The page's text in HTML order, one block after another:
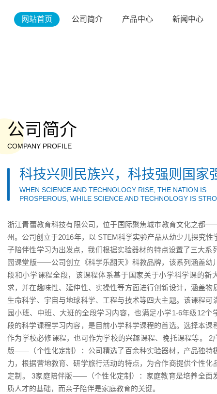
网站首页 公司简介 产品中心 新闻中心
公司简介
COMPANY PROFILE
科技兴则民族兴，科技强则国家
WHEN SCIENCE AND TECHNOLOGY RISE, THE NATION IS
PROSPEROUS, WHILE SCIENCE AND TECHNOLOGY IS
浙江青蕾教育科技有限公司，位于国际聚焦城市教育文化之都
州。公司创立于2016年，以 STEM科学实验产品从幼少儿探究性
子陪伴性学习为出发点，我们根据实验器材的特点设置了三大系
园课堂版——公司创立《科学乐翻天》科教品牌，该系列涵盖幼
段和小学课程全段，该课程体系基于国家关于小学科学课的新
求，并在趣味性、延伸性、实操性等方面进行创新设计，涵盖物
生命科学、宇宙与地球科学、工程与技术等四大主题。该课程可
园小班、中班、大班的全段学习内容，也满足小学1-6年级12个
段的科学课程学习内容，是目前小学科学课程的首选。选择本课
作为学校必修课程，也可作为学校的兴趣课程、晚托课程等。 2
版——（个性化定制）：公司精选了百余种实验器材，产品独特
力，根据营地教育、研学旅行活动的特点，为合作商提供个性化
定制。 3家庭陪伴版——（个性化定制）：家庭教育是培养全面
质人才的基础，而亲子陪伴是家庭教育的关键。